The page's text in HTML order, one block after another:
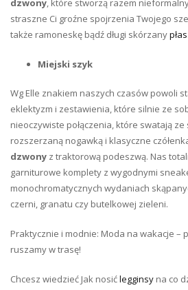
dzwony, które stworzą razem
straszne Ci groźne spojrzenia Twojego
także ramoneskę bądź długi skórzany
Miejski szyk
Wg Elle znakiem naszych czasów powoli
eklektyzm i zestawienia, które silnie ze
nieoczywiste połączenia, które swatają
rozszerzaną nogawką i klasyczne
dzwony z traktorową podeszwą. Nas
garniturowe komplety z wygodnymi
monochromatycznych wydaniach
czerni, granatu czy butelkowej zieleni.
Praktycznie i modnie: Moda na wakacje –
ruszamy w trasę!
Chcesz wiedzieć Jak nosićlegginsy na co